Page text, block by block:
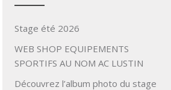
Stage été 2026
WEB SHOP EQUIPEMENTS
SPORTIFS AU NOM AC LUSTIN
Découvrez l’album photo du stage